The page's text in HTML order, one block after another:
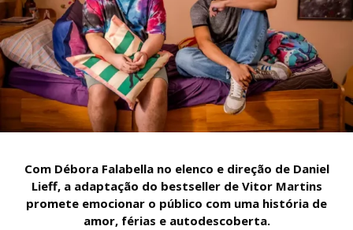
Com Débora Falabella no elenco e direção de Daniel
Lieff, a adaptação do bestseller de Vitor Martins
promete emocionar o público com uma história de
amor, férias e autodescoberta.